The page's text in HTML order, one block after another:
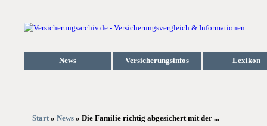
News Versicherungsinfos Lexikon
Start» News » Die Familie richtig abgesichert mit der ...